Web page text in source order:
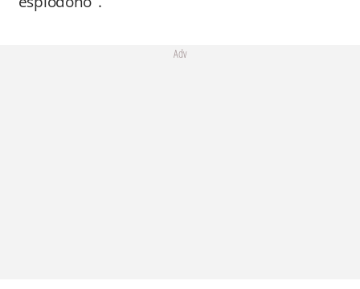
Adv